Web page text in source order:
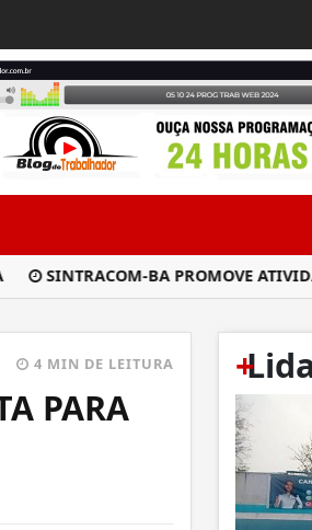
SINTRACOM-BA PROMOVE
4 MIN DE LEITURA
PARA
+